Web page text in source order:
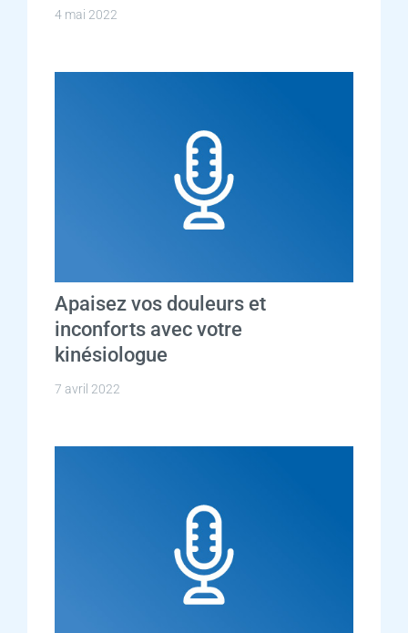
4 mai 2022
Apaisez vos douleurs et
inconforts avec votre
kinésiologue
7 avril 2022